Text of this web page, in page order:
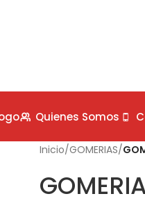
Quienes Somos
Inicio/GOMERIAS/